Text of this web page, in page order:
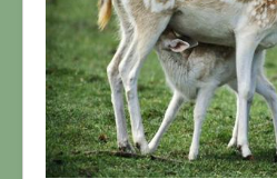
Les Produits de la Ferme
Se loger
Contact
Accès